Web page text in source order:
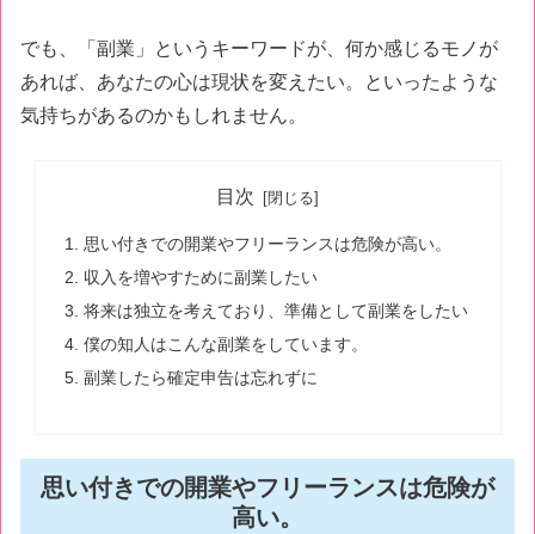
でも、「副業」というキーワードが、何か感じるモノが
あれば、あなたの心は現状を変えたい。といったような
気持ちがあるのかもしれません。
目次
思い付きでの開業やフリーランスは危険が高い。
収入を増やすために副業したい
将来は独立を考えており、準備として副業をしたい
僕の知人はこんな副業をしています。
副業したら確定申告は忘れずに
思い付きでの開業やフリーランスは危険が
高い。